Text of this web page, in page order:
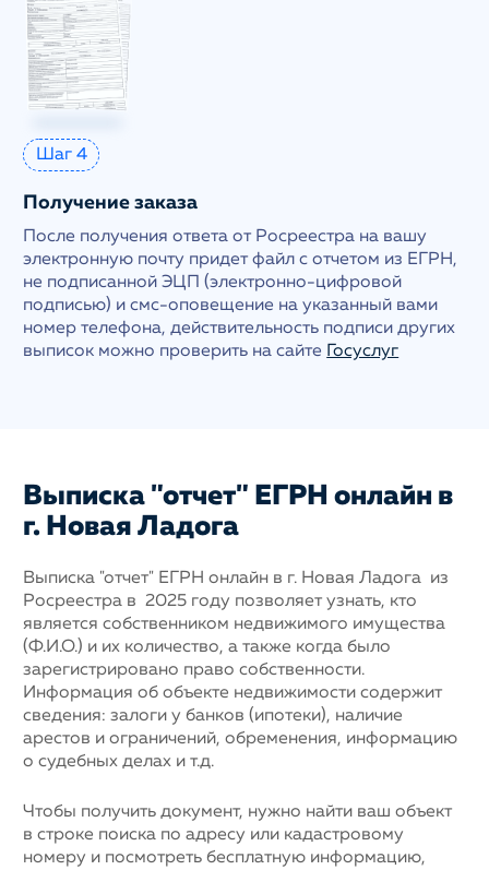
Шаг 4
Получение заказа
После получения ответа от Росреестра на вашу
электронную почту придет файл с отчетом из ЕГРН,
не подписанной ЭЦП (электронно-цифровой
подписью) и смс-оповещение на указанный вами
номер телефона, действительность подписи других
выписок можно проверить на сайте
Госуслуг
Выписка "отчет" ЕГРН онлайн в
г. Новая Ладога
Выписка "отчет" ЕГРН онлайн в г. Новая Ладога из
Росреестра в 2025 году позволяет узнать, кто
является собственником недвижимого имущества
(Ф.И.О.) и их количество, а также когда было
зарегистрировано право собственности.
Информация об объекте недвижимости содержит
сведения: залоги у банков (ипотеки), наличие
арестов и ограничений, обременения, информацию
о судебных делах и т.д.
Чтобы получить документ, нужно найти ваш объект
в строке поиска по адресу или кадастровому
номеру и посмотреть бесплатную информацию,